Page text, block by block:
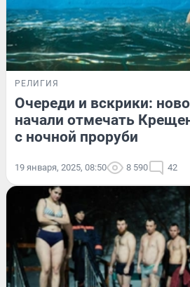
РЕЛИГИЯ
Очереди и вскрики:
начали отмечать
с ночной проруби
19 января, 2025, 08:50 8 590 42